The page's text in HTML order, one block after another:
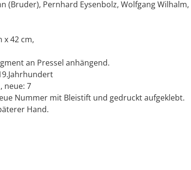
(Bruder), Pernhard Eysenbolz, Wolfgang
x 42 cm,
an Pressel anhängend.
neue: 7
Nummer mit Bleistift und gedruckt aufgeklebt.
Hand.